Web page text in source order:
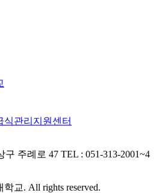
식관리지원센터
구 주례로 47 TEL : 051-313-2001~4
교. All rights reserved.